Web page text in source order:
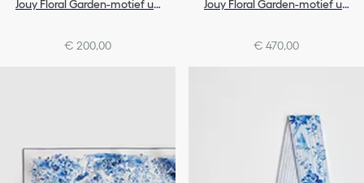
Jouy Floral Garden-motief uit
€ 200,00
Jouy Floral Garden-motief uit
€ 470,00